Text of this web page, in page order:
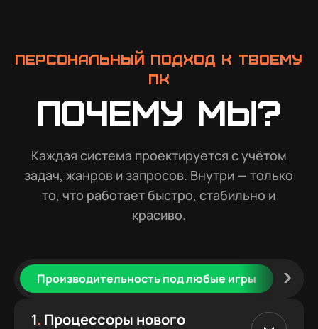
Персональный подход к твоему
ПК
Почему мы?
Каждая система проектируется с учётом
задач, жанров и запросов. Внутри — только
то, что работает быстро, стабильно и
красиво.
Производительность под любые игры
1. Процессоры нового